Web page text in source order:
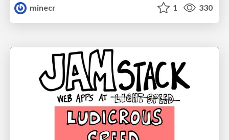
minecr 1 330